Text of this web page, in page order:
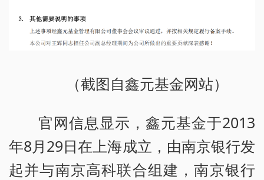
（截图自鑫元基金网站）
官网信息显示，鑫元基金于2013
年8月29日在上海成立，由南京银行发
起并与南京高科联合组建，南京银行